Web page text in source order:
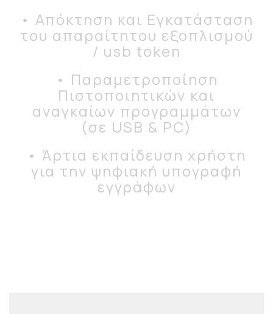
• Απόκτηση και Εγκατάσταση
του απαραίτητου εξοπλισµού
/ usb token
• Παραµετροποίηση
Πιστοποιητικών και
αναγκαίων προγραµµάτων
(σε USB & PC)
• Άρτια εκπαίδευση χρήστη
για την ψηφιακή υπογραφή
εγγράφων